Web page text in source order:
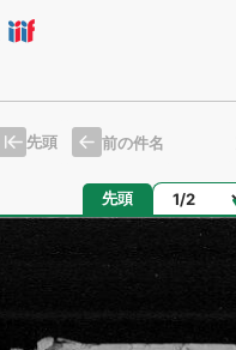
先頭 前の件名
先頭 ページ